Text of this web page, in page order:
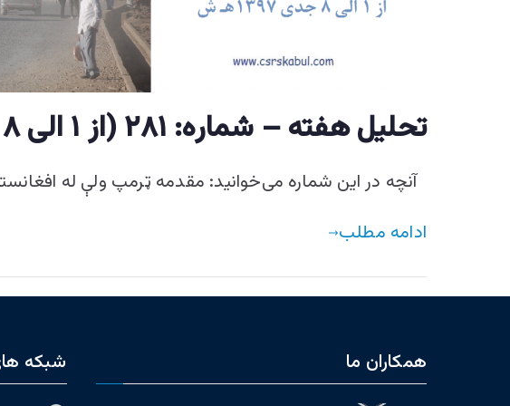
تحليل هفته – شماره: ۲۸۱ (از ۱ الی ۸ جدی ۱۳۹۷ هـ ش)
آنچه در این شماره می‌خوانید: مقدمه ټرمپ ولې له
ادامه مطلب
همکاران ما شبکه